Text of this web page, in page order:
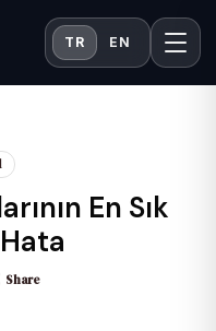
TR EN
En Sık
Share